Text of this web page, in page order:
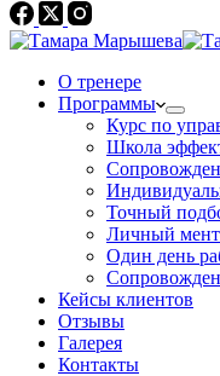
О тренере
Программы
Курс по
Школа
Точный
Личный
Один день
Кейсы клиентов
Отзывы
Галерея
Контакты